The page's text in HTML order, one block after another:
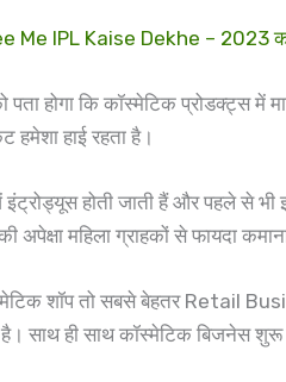
Me IPL Kaise Dekhe – 2023
पता होगा कि कॉस्मेटिक प्रोडक्ट्स
हमेशा हाई रहता है।
होती जाती हैं और पहले से
अपेक्षा महिला ग्राहकों से फायदा
शॉप तो सबसे बेहतर Retail
है। साथ ही साथ कॉस्मेटिक बिजनेस